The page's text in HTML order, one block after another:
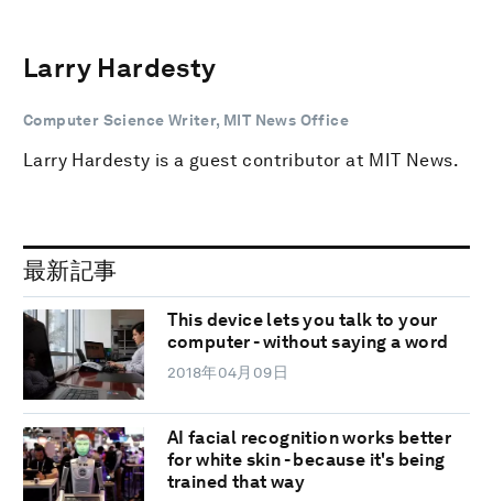
Larry Hardesty
Computer Science Writer, MIT News Office
Larry Hardesty is a guest contributor at MIT News.
最新記事
This device lets you talk to your
computer - without saying a word
2018年04月09日
AI facial recognition works better
for white skin - because it's being
trained that way